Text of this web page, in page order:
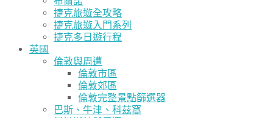
捷克旅遊全攻略
捷克旅遊入門系列
捷克多日遊行程
英國
倫敦與周遭
倫敦市區
倫敦郊區
倫敦完整景點篩選器
巴斯、牛津、科茲窩